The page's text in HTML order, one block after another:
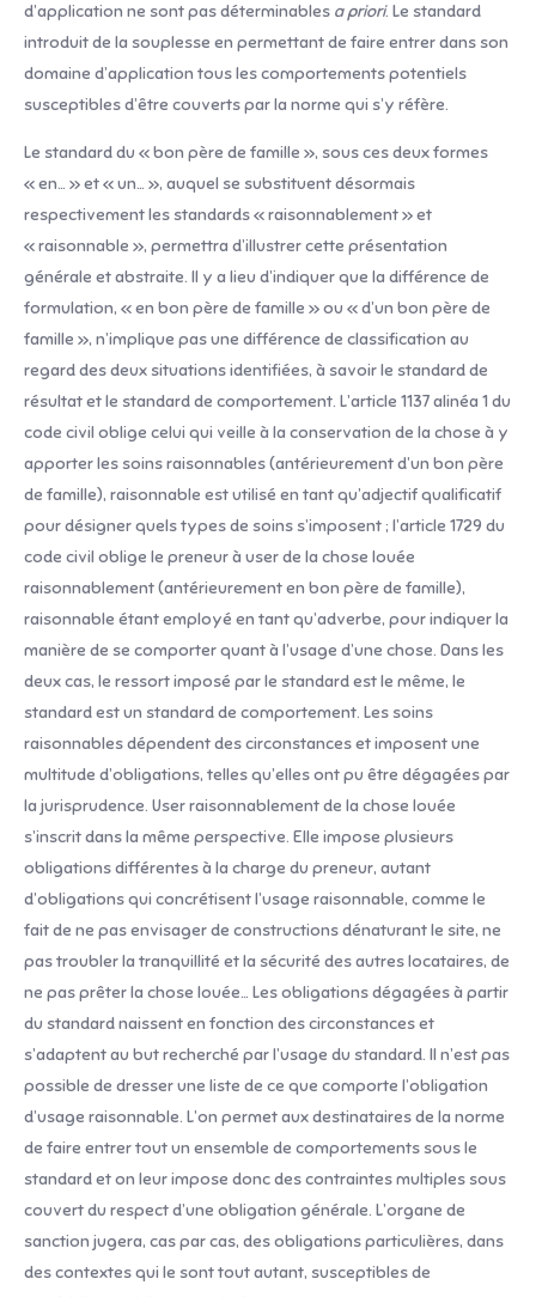
d’application ne sont pas déterminables a priori. Le standard
introduit de la souplesse en permettant de faire entrer dans son
domaine d’application tous les comportements potentiels
susceptibles d’être couverts par la norme qui s’y réfère.
Le standard du « bon père de famille », sous ces deux formes
« en… » et « un… », auquel se substituent désormais
respectivement les standards « raisonnablement » et
« raisonnable », permettra d’illustrer cette présentation
générale et abstraite. Il y a lieu d’indiquer que la différence de
formulation, « en bon père de famille » ou « d’un bon père de
famille », n’implique pas une différence de classification au
regard des deux situations identifiées, à savoir le standard de
résultat et le standard de comportement. L’article 1137 alinéa 1 du
code civil oblige celui qui veille à la conservation de la chose à y
apporter les soins raisonnables (antérieurement d’un bon père
de famille), raisonnable est utilisé en tant qu’adjectif qualificatif
pour désigner quels types de soins s’imposent ; l’article 1729 du
code civil oblige le preneur à user de la chose louée
raisonnablement (antérieurement en bon père de famille),
raisonnable étant employé en tant qu’adverbe, pour indiquer la
manière de se comporter quant à l’usage d’une chose. Dans les
deux cas, le ressort imposé par le standard est le même, le
standard est un standard de comportement. Les soins
raisonnables dépendent des circonstances et imposent une
multitude d’obligations, telles qu’elles ont pu être dégagées par
la jurisprudence. User raisonnablement de la chose louée
s’inscrit dans la même perspective. Elle impose plusieurs
obligations différentes à la charge du preneur, autant
d’obligations qui concrétisent l’usage raisonnable, comme le
fait de ne pas envisager de constructions dénaturant le site, ne
pas troubler la tranquillité et la sécurité des autres locataires, de
ne pas prêter la chose louée… Les obligations dégagées à partir
du standard naissent en fonction des circonstances et
s’adaptent au but recherché par l’usage du standard. Il n’est pas
possible de dresser une liste de ce que comporte l’obligation
d’usage raisonnable. L’on permet aux destinataires de la norme
de faire entrer tout un ensemble de comportements sous le
standard et on leur impose donc des contraintes multiples sous
couvert du respect d’une obligation générale. L’organe de
sanction jugera, cas par cas, des obligations particulières, dans
des contextes qui le sont tout autant, susceptibles de